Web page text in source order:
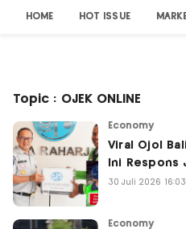
HOME HOT ISSUE
Topic : OJEK ONLINE
Economy
Viral Ojol
Ini Respons
30 Juli 2026
Economy